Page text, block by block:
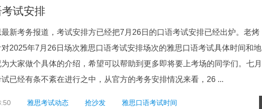
试安排
新考务报道，考试安排方已经把7月26日的口语考试安排已经出炉。老烤
2025年7月26日场次雅思口语考试安排场次的雅思口语考试具体时间和地
大家做个具体的介绍，希望可以帮助到更多即将要上考场的同学们。七月
已经有条不紊在进行之中，从官方的考务安排情况来看，26 ...
雅思考试动态 抢沙发 雅思口语考试时间